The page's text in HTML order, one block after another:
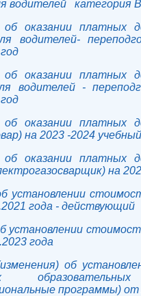
водителей категория
об оказании платных
водителей-
об оказании платных
водителей -
об оказании платных
на 2023 -2024
об оказании платных
на
установлении
года - действующий
установлении
года
об
программы) от